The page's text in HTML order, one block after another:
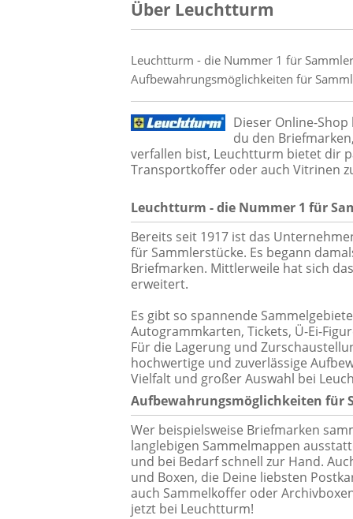
Über Leuchtturm
Leuchtturm - die Nummer 1 für Sammler
Aufbewahrungsmöglichkeiten für
Dieser Online-
du den
verfallen bist, Leuchtturm bietet dir
Transportkoffer oder auch Vitrinen
Leuchtturm - die Nummer 1 für
Bereits seit 1917 ist das
für Sammlerstücke. Es begann
Briefmarken. Mittlerweile hat sich
erweitert.
Es gibt so spannende
Autogrammkarten, Tickets, Ü-Ei-
Für die Lagerung und
hochwertige und zuverlässige
Vielfalt und großer Auswahl bei
Aufbewahrungsmöglichkeiten für
Wer beispielsweise Briefmarken
langlebigen Sammelmappen
und bei Bedarf schnell zur Hand.
und Boxen, die Deine liebsten
auch Sammelkoffer oder
jetzt bei Leuchtturm!